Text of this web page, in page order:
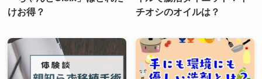
けお得？
チオシのオイルは？